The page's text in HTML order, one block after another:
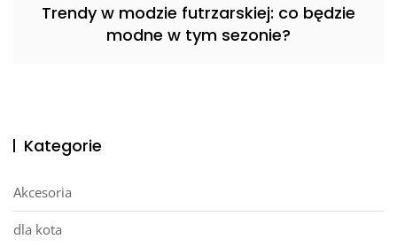
Trendy w modzie futrzarskiej: co będzie
modne w tym sezonie?
Kategorie
Akcesoria
dla kota